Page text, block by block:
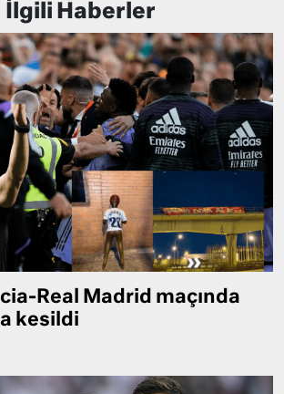
İlgili Haberler
Real Madrid maçında
kesildi